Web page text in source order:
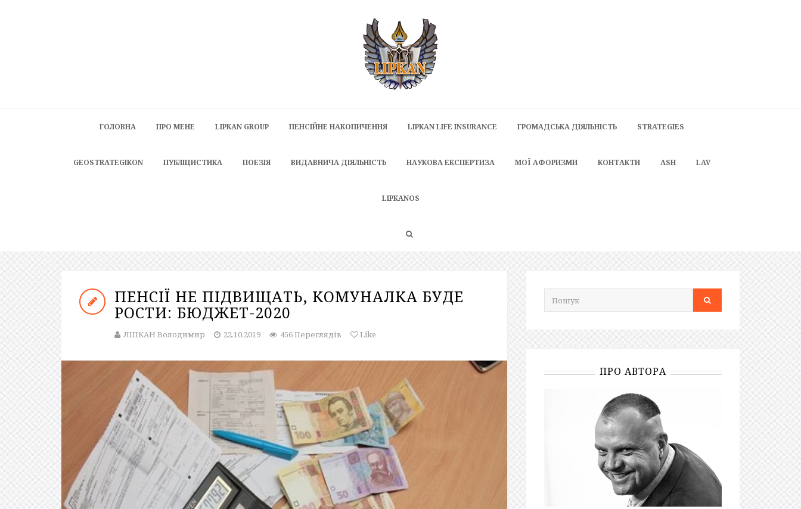
ГОЛОВНА ПРО МЕНЕ LIPKAN GROUP ПЕНСІЙНЕ НАКОПИЧЕННЯ LIPKAN LIFE INSURANCE ГРОМАДСЬКА ДІЯЛЬНІСТЬ STRATEGIES
GEOSTRATEGIKON ПУБЛІЦИСТИКА ПОЕЗІЯ ВИДАВНИЧА ДІЯЛЬНІСТЬ НАУКОВА ЕКСПЕРТИЗА МОЇ АФОРИЗМИ КОНТАКТИ ASH LAV
LIPKANOS
ПЕНСІЇ НЕ ПІДВИЩАТЬ, КОМУНАЛКА БУДЕ
РОСТИ: БЮДЖЕТ-2020
ЛІПКАН Володимир 22.10.2019 456 Переглядів Like
ПРО АВТОРА